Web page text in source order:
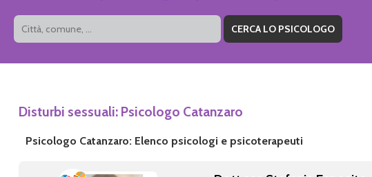
Disturbi sessuali: Psicologo Catanzaro
Psicologo Catanzaro: Elenco psicologi e psicoterapeuti